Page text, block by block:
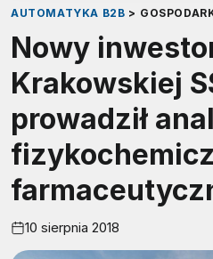
AUTOMATYKA B2B >
Nowy
Krakowskiej
prowadził
10 sierpnia 2018